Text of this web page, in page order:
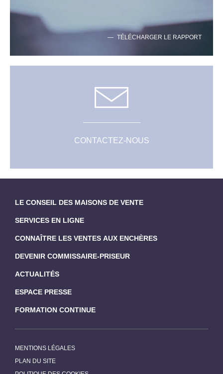
TÉLÉCHARGER LE RAPPORT
CONTACTEZ-NOUS
LE CONSEIL DES MAISONS DE VENTE
SERVICES EN LIGNE
CONNAÎTRE LES VENTES AUX ENCHÈRES
DEVENIR COMMISSAIRE-PRISEUR
ACTUALITÉS
ESPACE PRESSE
FORMATION CONTINUE
MENTIONS LÉGALES
PLAN DU SITE